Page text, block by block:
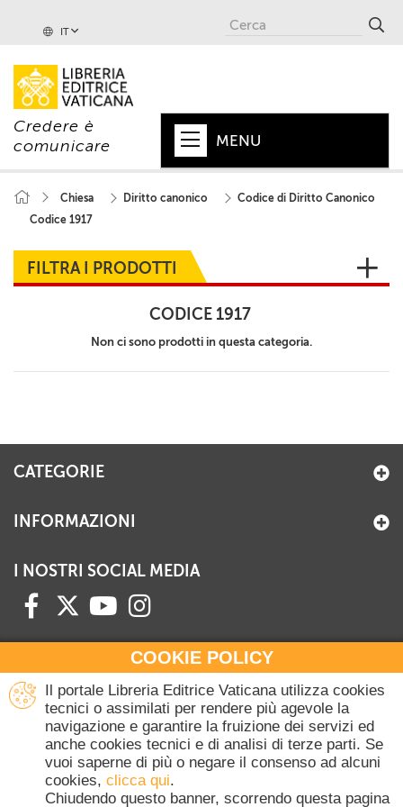
IT
Credere è
comunicare
MENU
+
VATICANO
CHIESA
MONDO
+
Chiesa Diritto canonico
Codice di Diritto Canonico
Codice 1917
FILTRA I PRODOTTI
CODICE 1917
Non ci sono prodotti in questa categoria.
COOKIE POLICY
Il portale Libreria Editrice Vaticana utilizza cookies
tecnici o assimilati per rendere più agevole la
navigazione e garantire la fruizione dei servizi ed
anche cookies tecnici e di analisi di terze parti. Se
vuoi saperne di più o negare il consenso ad alcuni
cookies, clicca qui.
Chiudendo questo banner, scorrendo questa pagina
CATEGORIE
INFORMAZIONI
I NOSTRI SOCIAL MEDIA
HAI BISOGNO DI INFORMAZIONI?
Contattaci all'Ufficio Commerciale
+39 06 698 45780
Lunedì-Giovedì 8-16.30
Venerdì 8-14
(Escluse festività Vaticane)